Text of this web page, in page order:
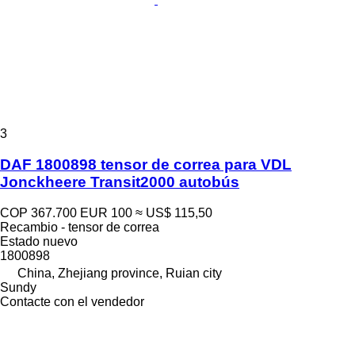
3
DAF 1800898 tensor de correa para VDL
Jonckheere Transit2000 autobús
COP 367.700 EUR 100 ≈ US$ 115,50
Recambio - tensor de correa
Estado nuevo
1800898
China, Zhejiang province, Ruian city
Sundy
Contacte con el vendedor